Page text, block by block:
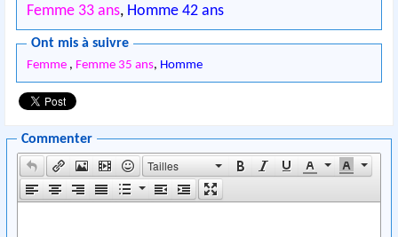
Femme 33 ans, Homme 42 ans
Ont mis à suivre
Femme , Femme 35 ans, Homme
Commenter
Tailles